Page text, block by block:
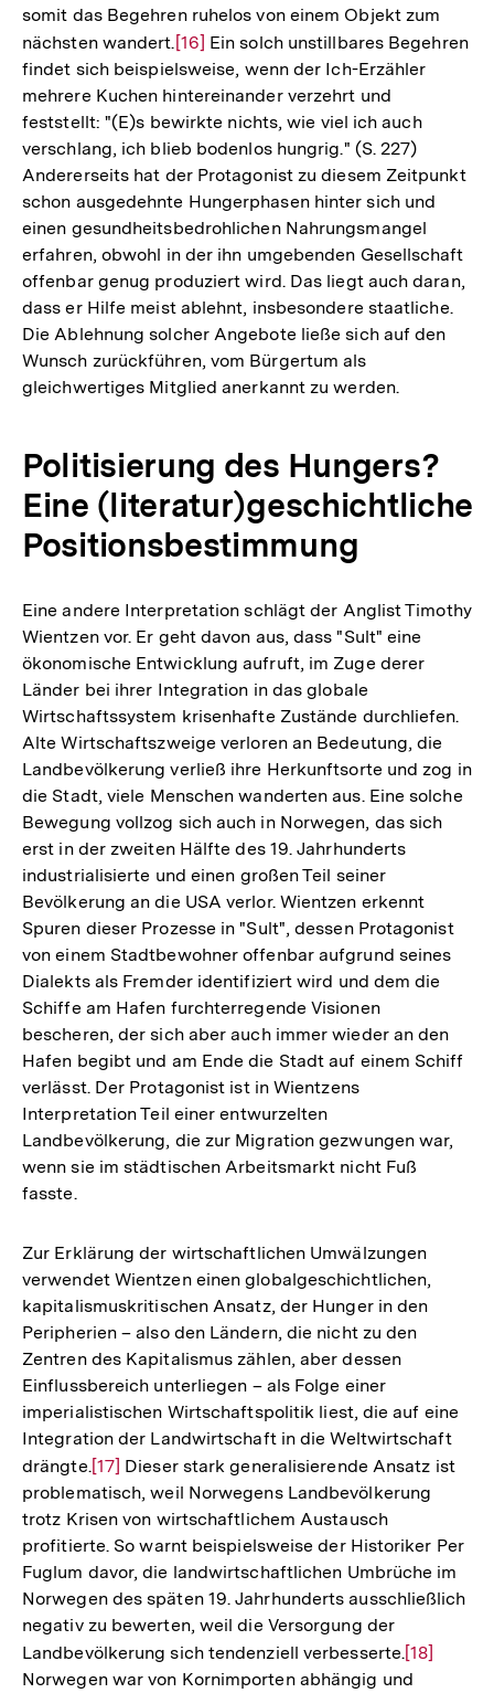
somit das Begehren ruhelos von einem Objekt zum
nächsten wandert. Zur
Auflösung
der
Fußnote
[16] Ein solch unstillbares Begehren
findet sich beispielsweise, wenn der Ich-Erzähler
mehrere Kuchen hintereinander verzehrt und
feststellt: "(E)s bewirkte nichts, wie viel ich auch
verschlang, ich blieb bodenlos hungrig." (S. 227)
Andererseits hat der Protagonist zu diesem Zeitpunkt
schon ausgedehnte Hungerphasen hinter sich und
einen gesundheitsbedrohlichen Nahrungsmangel
erfahren, obwohl in der ihn umgebenden Gesellschaft
offenbar genug produziert wird. Das liegt auch daran,
dass er Hilfe meist ablehnt, insbesondere staatliche.
Die Ablehnung solcher Angebote ließe sich auf den
Wunsch zurückführen, vom Bürgertum als
gleichwertiges Mitglied anerkannt zu werden.
Politisierung des Hungers?
Eine (literatur)geschichtliche
Positionsbestimmung
Eine andere Interpretation schlägt der Anglist Timothy
Wientzen vor. Er geht davon aus, dass "Sult" eine
ökonomische Entwicklung aufruft, im Zuge derer
Länder bei ihrer Integration in das globale
Wirtschaftssystem krisenhafte Zustände durchliefen.
Alte Wirtschaftszweige verloren an Bedeutung, die
Landbevölkerung verließ ihre Herkunftsorte und zog in
die Stadt, viele Menschen wanderten aus. Eine solche
Bewegung vollzog sich auch in Norwegen, das sich
erst in der zweiten Hälfte des 19. Jahrhunderts
industrialisierte und einen großen Teil seiner
Bevölkerung an die USA verlor. Wientzen erkennt
Spuren dieser Prozesse in "Sult", dessen Protagonist
von einem Stadtbewohner offenbar aufgrund seines
Dialekts als Fremder identifiziert wird und dem die
Schiffe am Hafen furchterregende Visionen
bescheren, der sich aber auch immer wieder an den
Hafen begibt und am Ende die Stadt auf einem Schiff
verlässt. Der Protagonist ist in Wientzens
Interpretation Teil einer entwurzelten
Landbevölkerung, die zur Migration gezwungen war,
wenn sie im städtischen Arbeitsmarkt nicht Fuß
fasste.
Zur Erklärung der wirtschaftlichen Umwälzungen
verwendet Wientzen einen globalgeschichtlichen,
kapitalismuskritischen Ansatz, der Hunger in den
Peripherien – also den Ländern, die nicht zu den
Zentren des Kapitalismus zählen, aber dessen
Einflussbereich unterliegen – als Folge einer
imperialistischen Wirtschaftspolitik liest, die auf eine
Integration der Landwirtschaft in die Weltwirtschaft
drängte.Zur
Auflösung
der
Fußnote
[17] Dieser stark generalisierende Ansatz ist
problematisch, weil Norwegens Landbevölkerung
trotz Krisen von wirtschaftlichem Austausch
profitierte. So warnt beispielsweise der Historiker Per
Fuglum davor, die landwirtschaftlichen Umbrüche im
Norwegen des späten 19. Jahrhunderts ausschließlich
negativ zu bewerten, weil die Versorgung der
Landbevölkerung sich tendenziell verbesserte.Zur
Auflösung
[18]
Norwegen war von Kornimporten abhängig und